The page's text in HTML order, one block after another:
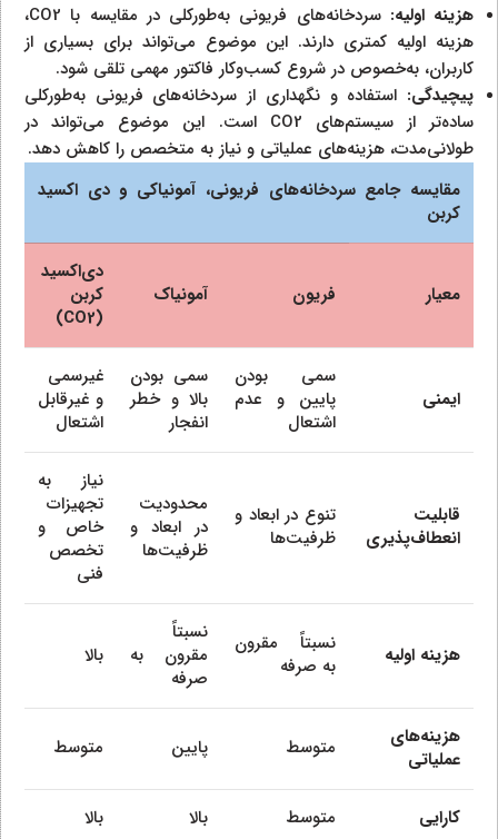
هزینه اولیه:
سردخانه‌های فریونی به‌طورکلی در مقایسه با CO2،
هزینه اولیه کمتری دارند. این موضوع می‌تواند برای بسیاری از
کاربران، به‌خصوص در شروع کسب‌وکار فاکتور مهمی تلقی شود.
پیچیدگی: استفاده و نگهداری از سردخانه‌های فریونی به‌طورکلی
ساده‌تر از سیستم‌های CO2 است. این موضوع می‌تواند در
طولانی‌مدت، هزینه‌های عملیاتی و نیاز به متخصص را کاهش دهد.
مقایسه جامع سردخانه‌های فریونی، آمونیاکی و دی اکسید
کربن
معیار فریون آمونیاک
دی‌اکسید
کربن
(
CO2
)
ایمنی
سمی بودن
پایین و عدم
اشتعال
سمی بودن
بالا و خطر
انفجار
غیرسمی
و غیرقابل
اشتعال
قابلیت
انعطاف‌پذیری
تنوع در ابعاد و
ظرفیت‌ها
محدودیت
در ابعاد و
ظرفیت‌ها
نیاز به
تجهیزات
خاص و
تخصص
فنی
هزینه اولیه
نسبتاً مقرون
به صرفه
نسبتاً
مقرون به
صرفه
بالا
هزینه‌های
عملیاتی
متوسط پایین متوسط
کارایی متوسط بالا بالا